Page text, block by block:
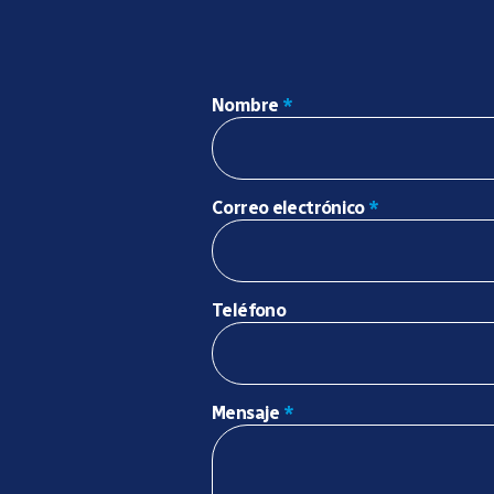
Nombre *
Correo electrónico *
Teléfono
Mensaje *